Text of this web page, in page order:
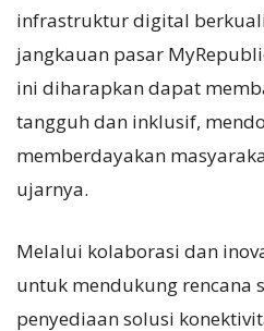
infrastruktur digital
jangkauan pasar
ini diharapkan dapat
tangguh dan inklusif,
memberdayakan
ujarnya.
Melalui kolaborasi dan
untuk mendukung rencana
penyediaan solusi